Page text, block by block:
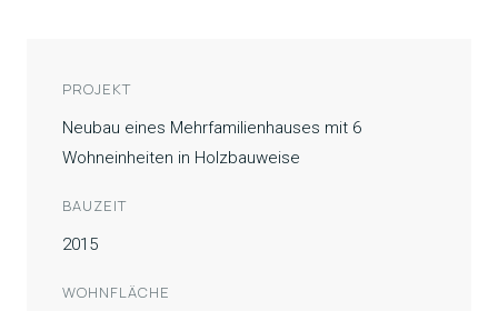
PROJEKT
Neubau eines Mehrfamilienhauses mit 6
Wohneinheiten in Holzbauweise
BAUZEIT
2015
WOHNFLÄCHE